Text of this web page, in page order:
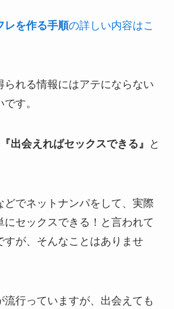
レを作る手順の詳しい内容はこ
られる情報にはアテにならない
す。
『出会えればセックスできる』
と
どでネットナンパをして、実際
にセックスできる！と言われて
すが、そんなことはありませ
流行っていますが、出会えても